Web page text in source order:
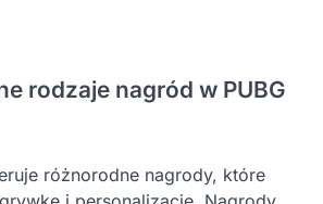
rodzaje nagród w PUBG
różnorodne nagrody, które